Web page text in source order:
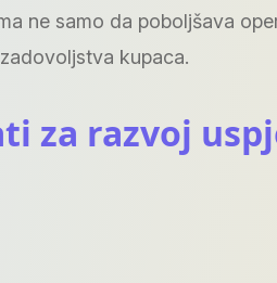
ne samo da poboljšava
kupaca.
za razvoj